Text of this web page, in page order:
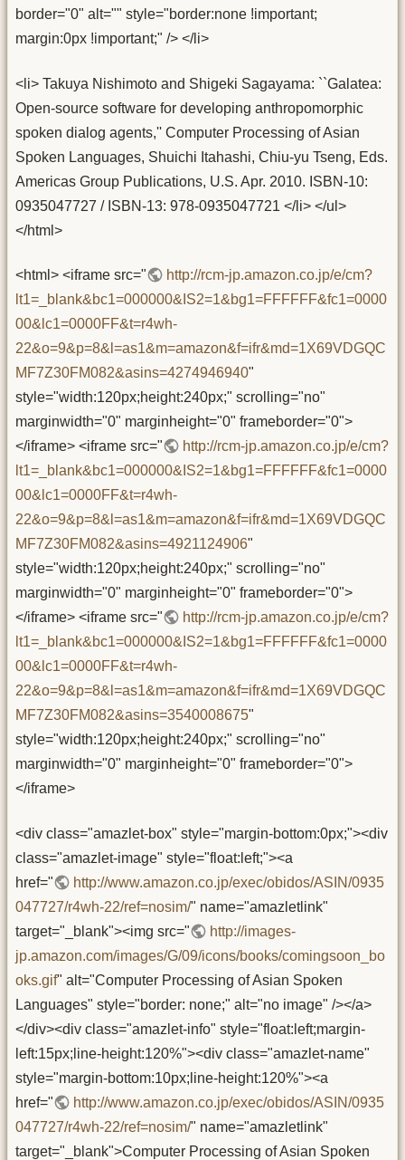
border="0" alt="" style="border:none !important;
margin:0px !important;" /> </li>
<li> Takuya Nishimoto and Shigeki Sagayama: ``Galatea:
Open-source software for developing anthropomorphic
spoken dialog agents,'' Computer Processing of Asian
Spoken Languages, Shuichi Itahashi, Chiu-yu Tseng, Eds.
Americas Group Publications, U.S. Apr. 2010. ISBN-10:
0935047727 / ISBN-13: 978-0935047721 </li> </ul>
</html>
<html> <iframe src="
http://rcm-jp.amazon.co.jp/e/cm?
lt1=_blank&bc1=000000&IS2=1&bg1=FFFFFF&fc1=0000
00&lc1=0000FF&t=r4wh-
22&o=9&p=8&l=as1&m=amazon&f=ifr&md=1X69VDGQC
MF7Z30FM082&asins=4274946940"
style="width:120px;height:240px;" scrolling="no"
marginwidth="0" marginheight="0" frameborder="0">
</iframe> <iframe src="
http://rcm-jp.amazon.co.jp/e/cm?
lt1=_blank&bc1=000000&IS2=1&bg1=FFFFFF&fc1=0000
00&lc1=0000FF&t=r4wh-
22&o=9&p=8&l=as1&m=amazon&f=ifr&md=1X69VDGQC
MF7Z30FM082&asins=4921124906"
style="width:120px;height:240px;" scrolling="no"
marginwidth="0" marginheight="0" frameborder="0">
</iframe> <iframe src="
http://rcm-jp.amazon.co.jp/e/cm?
lt1=_blank&bc1=000000&IS2=1&bg1=FFFFFF&fc1=0000
00&lc1=0000FF&t=r4wh-
22&o=9&p=8&l=as1&m=amazon&f=ifr&md=1X69VDGQC
MF7Z30FM082&asins=3540008675"
style="width:120px;height:240px;" scrolling="no"
marginwidth="0" marginheight="0" frameborder="0">
</iframe>
<div class="amazlet-box" style="margin-bottom:0px;"><div
class="amazlet-image" style="float:left;"><a
href="
http://www.amazon.co.jp/exec/obidos/ASIN/0935
047727/r4wh-22/ref=nosim/" name="amazletlink"
target="_blank"><img src="
http://images-
jp.amazon.com/images/G/09/icons/books/comingsoon_bo
oks.gif" alt="Computer Processing of Asian Spoken
Languages" style="border: none;" alt="no image" /></a>
</div><div class="amazlet-info" style="float:left;margin-
left:15px;line-height:120%"><div class="amazlet-name"
style="margin-bottom:10px;line-height:120%"><a
href="
http://www.amazon.co.jp/exec/obidos/ASIN/0935
047727/r4wh-22/ref=nosim/" name="amazletlink"
target="_blank">Computer Processing of Asian Spoken